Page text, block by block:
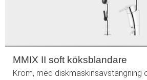
MMIX II soft köksblandare
Krom, med diskmaskinsavstängning